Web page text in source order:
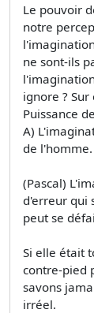
Le pouvoir
notre
ne sont-ils
ignore ?
Puissance
A)
de l'homme.
(Pascal)
d'erreur qui
peut se
Si elle était
contre-pied
savons
irréel.